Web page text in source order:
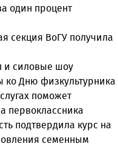
один процент
секция ВоГУ получила
и силовые шоу
ко Дню физкультурника
поможет
первоклассника
подтвердила курс на
семенным